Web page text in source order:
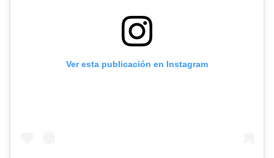
Ver esta publicación en Instagram